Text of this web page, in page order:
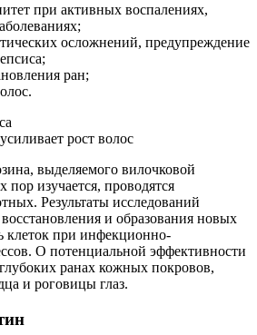
при активных воспалениях,
осложнений, предупреждение
ран;
рост волос
выделяемого вилочковой
пор изучается, проводятся
Результаты исследований
и образования новых
клеток при инфекционно-
О потенциальной эффективности
ранах кожных покровов,
и роговицы глаз.